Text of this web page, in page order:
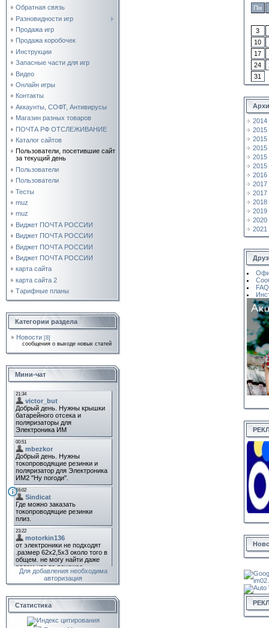
Обратная связь
Разновидности игр
Продажа игр
Продажа коробочек
Инструкции
Запасные части для игр
Видео
Онлайн игры
Контакты
Аккаунты, СОФТ, Антивирусы
Магазин разных товаров
ПОЧТА РФ ОТСЛЕЖИВАНИЕ
Каталог сайтов
Пользователи, посетившие сайт
за текущий день
Пользователи
Пользователи
Тесты
muz
muz
Виджет ПОЧТА РОССИИ
Виджет ПОЧТА РОССИИ
Виджет ПОЧТА РОССИИ
Виджет ПОЧТА РОССИИ
карта сайта
карта сайта 2
Тарифные планы
Категории раздела
Новости [8]
сообщения о выходе новых статей
Мини-чат
Для добавления необходима
авторизация
Статистика
Пн
3
10
17
24
31
2014
2015
2015
2015
2015
2016
2017
2018
2019
2020
2021